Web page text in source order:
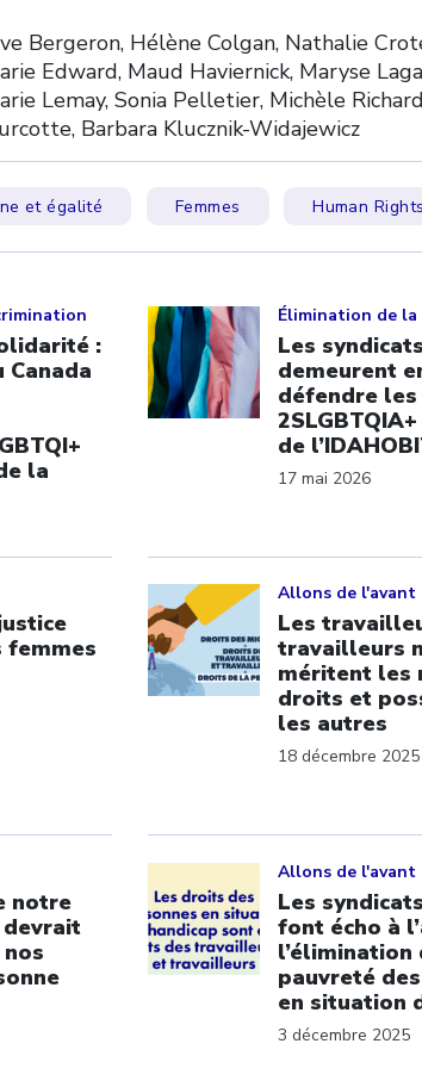
Bergeron, Hélène Colgan, Nathalie
Edward, Maud Haviernick, Maryse
Lemay, Sonia Pelletier, Michèle
Barbara Klucznik-Widajewicz
et égalité Femmes Human
:
Canada
la
Élimination de
Les
demeurent
défendre
de
17 mai 2026
femmes
Allons de l'avant
Les
travailleurs
méritent les
droits et
les autres
18 décembre 2025
notre
devrait
Allons de l'avant
Les
font écho à
l’élimination
pauvreté
en situation
3 décembre 2025